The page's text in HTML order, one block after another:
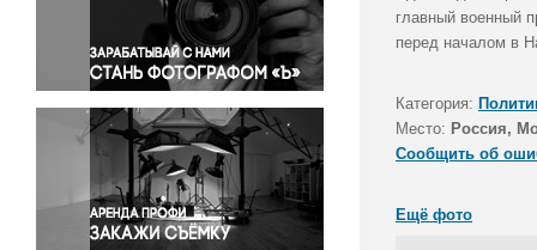
Правосудие
Происшествия и конфликты
Религия
Светская жизнь
Спорт
Экология
Экономика и бизнес
главный военный
перед началом в
Категория:
Место: Россия,
Сообщить об
Ещё фото